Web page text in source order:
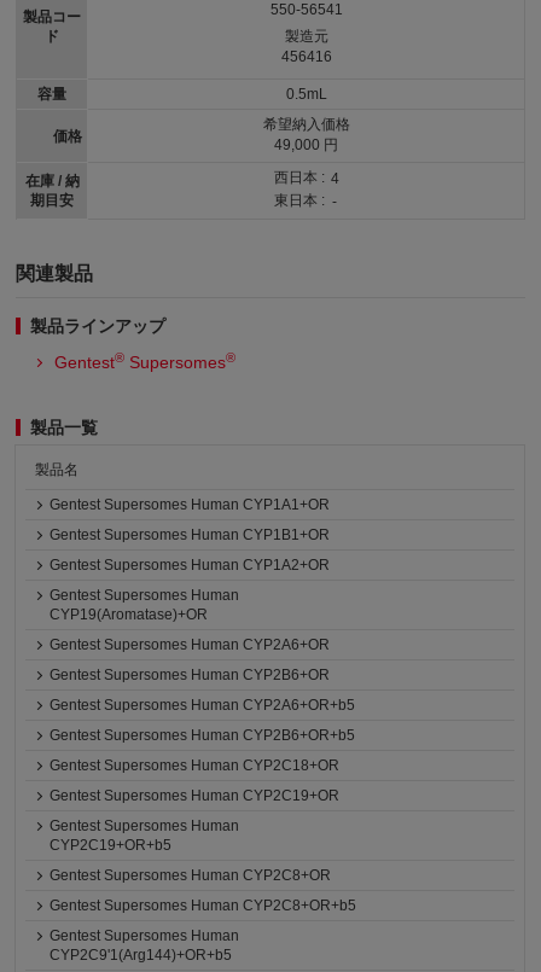
製品コー
ド
容量
価格
在庫 / 納
期目安
550-56541
製造元
456416
0.5mL
希望納入価格
49,000 円
西日本 : 4
東日本 : -
関連製品
製品ラインアップ
Gentest® Supersomes®
製品一覧
製品名
Gentest Supersomes Human CYP1A1+OR
Gentest Supersomes Human CYP1B1+OR
Gentest Supersomes Human CYP1A2+OR
Gentest Supersomes Human
CYP19(Aromatase)+OR
Gentest Supersomes Human CYP2A6+OR
Gentest Supersomes Human CYP2B6+OR
Gentest Supersomes Human CYP2A6+OR+b5
Gentest Supersomes Human CYP2B6+OR+b5
Gentest Supersomes Human CYP2C18+OR
Gentest Supersomes Human CYP2C19+OR
Gentest Supersomes Human
CYP2C19+OR+b5
Gentest Supersomes Human CYP2C8+OR
Gentest Supersomes Human CYP2C8+OR+b5
Gentest Supersomes Human
CYP2C9'1(Arg144)+OR+b5